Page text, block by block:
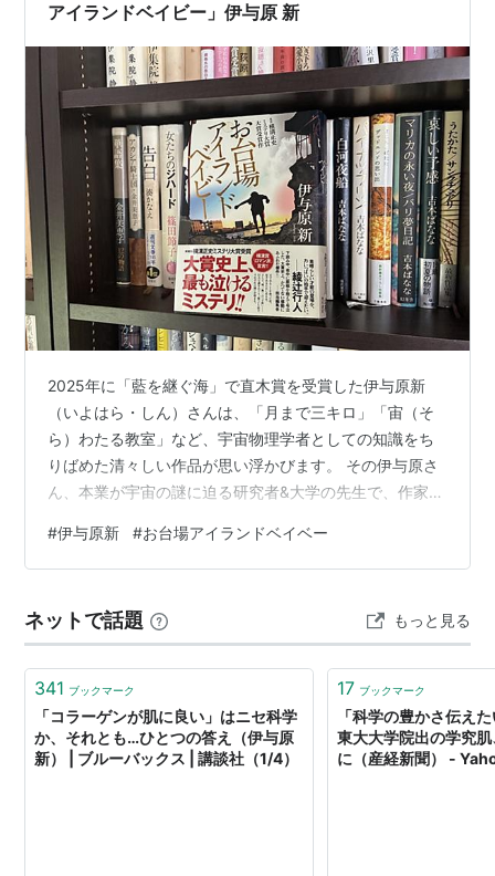
アイランドベイビー」伊与原 新
2025年に「藍を継ぐ海」で直木賞を受賞した伊与原新
（いよはら・しん）さんは、「月まで三キロ」「宙（そ
ら）わたる教室」など、宇宙物理学者としての知識をち
りばめた清々しい作品が思い浮かびます。 その伊与原さ
ん、本業が宇宙の謎に迫る研究者&大学の先生で、作家と
読み始めた方は意外に思うかもしれません。実質的なデ
ビュー作である「お台場アイランドベイビー」（伊与原
賞作です。 舞台は、首都圏に甚大な災害をもたらした直
下型大地震の4年後。日本経済は疲弊し、東京の復興は進
んでいません。お台場は廃墟と化して…
#伊与原新 #お台場アイランドベイベー
ネットで話題 もっと見る
341 ブックマーク
「コラーゲンが肌に良い」はニセ科学
か、それとも…ひとつの答え（伊与原
新） | ブルーバックス | 講談社（1/4）
17 ブックマーク
「科学の豊かさ伝え
東大大学院出の学究
に（産経新聞） -